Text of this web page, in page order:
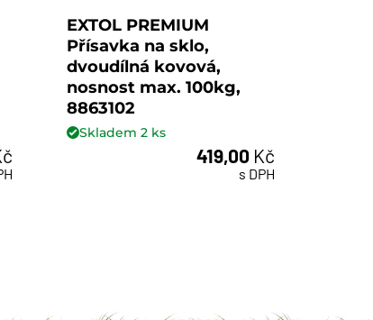
EXTOL PREMIUM
Přísavka na sklo,
dvoudílná kovová,
nosnost max. 100kg,
8863102
Skladem2 ks
419,00 Kč
s DPH